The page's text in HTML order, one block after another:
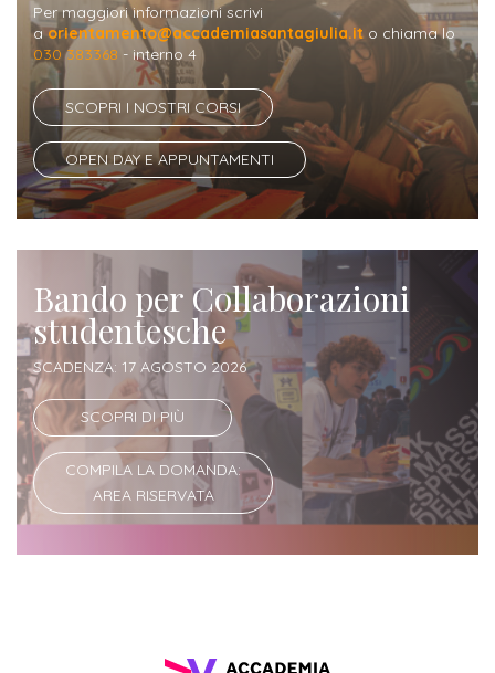
Per maggiori informazioni scrivi
aorientamento@accademiasantagiulia.it o chiama lo
030 383368 - interno 4
SCOPRI I NOSTRI CORSI
OPEN DAY E APPUNTAMENTI
Bando per Collaborazioni
studentesche
SCADENZA: 17 AGOSTO 2026
SCOPRI DI PIÙ
COMPILA LA DOMANDA:
AREA RISERVATA